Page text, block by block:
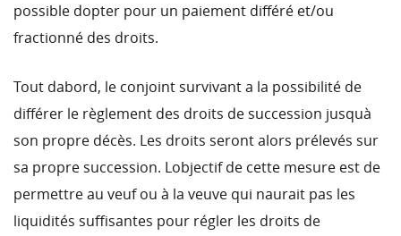
possible dopter pour un paiement différé et/ou
fractionné des droits.
Tout dabord, le conjoint survivant a la possibilité de
différer le règlement des droits de succession jusquà
son propre décès. Les droits seront alors prélevés sur
sa propre succession. Lobjectif de cette mesure est de
permettre au veuf ou à la veuve qui naurait pas les
liquidités suffisantes pour régler les droits de